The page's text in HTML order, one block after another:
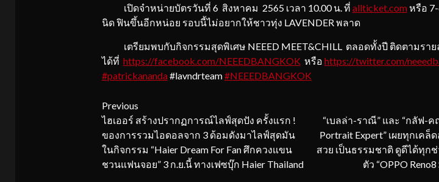
เปิดจำหน่ายบัตรวันที่ 6 สิงหาคม 2565 เวลา 10.00 น. ที่ allticket.comหรือ 7-
นิด ฟินขึ้นอีกหน่อย รอบนี้ไม่อยากให้ชาวทุ่ง LAVENDER พลาด
เตรียมพบกับกิจกรรมสุดพิเศษ NEEED MEET&CHILL ตลอดทั้งปี ติดตามราย
ได้ที่ https://facebook.com/NEEEDBANGKOK หรือ https://twitter.com/
#patrickananda#lavndrteam#NEEEDBANGKOK
Continue
Reading
Previous
ไฮเออร์ สร้างปรากฏการณ์ไลฟ์สุดปัง ครั้งแรก !
ของการรวมไอดอลจาก 3 ด้อมดังมาไลฟ์สุดมัน
ในกิจกรรม “Haier Dream For Fan ศึกควงแขน
ชวนแฟนจอย” 3 ก.ย.นี้ ทางเฟซบุ๊ก Haier Thailand
“เบลล่า-ราณี” และ “กลัฟ-
Portrait Expert” เผยทุกเค
สวย เป็นธรรมชาติ ดูดีได้ทุกช่
ตัว “OPPO